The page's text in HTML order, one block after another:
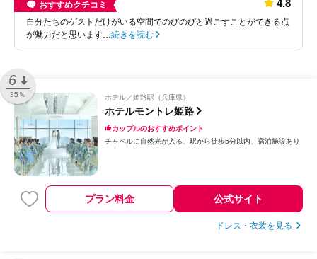
おすすめクチコミ 4.8
自分たちのゲストだけがいる空間でのびのびと過ごすことができる点
が魅力だと思います… 続きを読む
6
35％ ホテル 姫路駅（兵庫県）
ホテルモントレ姫路
カップルのおすすめポイント
チャペルに自然光が入る
駅から徒歩5分以内 宿泊施設あり
プラン料金 公式サイト
ドレス・衣装を見る